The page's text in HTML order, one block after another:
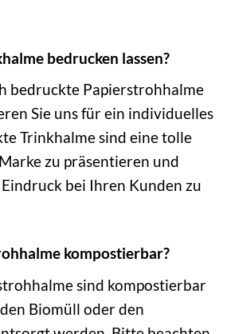
bedrucken lassen?
bedruckte Papierstrohhalme
Sie uns für ein individuelles
Trinkhalme sind eine tolle
zu präsentieren und
bei Ihren Kunden zu
kompostierbar?
sind kompostierbar
Biomüll oder den